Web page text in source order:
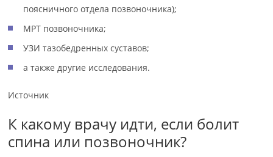
поясничного отдела позвоночника);
МРТ позвоночника;
УЗИ тазобедренных суставов;
а также другие исследования.
Источник
К какому врачу идти, если болит
спина или позвоночник?